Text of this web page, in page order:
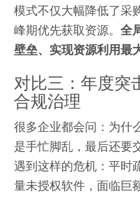
模式不仅大幅降低了采
峰期优先获取资源。 全
壁垒、实现资源利用最
对比三：年度突
合规治理
很多企业都会问：为什
是手忙脚乱，最后还要
遇到这样的危机：平时
量未授权软件，面临巨